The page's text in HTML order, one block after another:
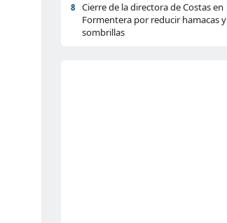
8
Cierre de la directora de Costas en
Formentera por reducir hamacas y
sombrillas